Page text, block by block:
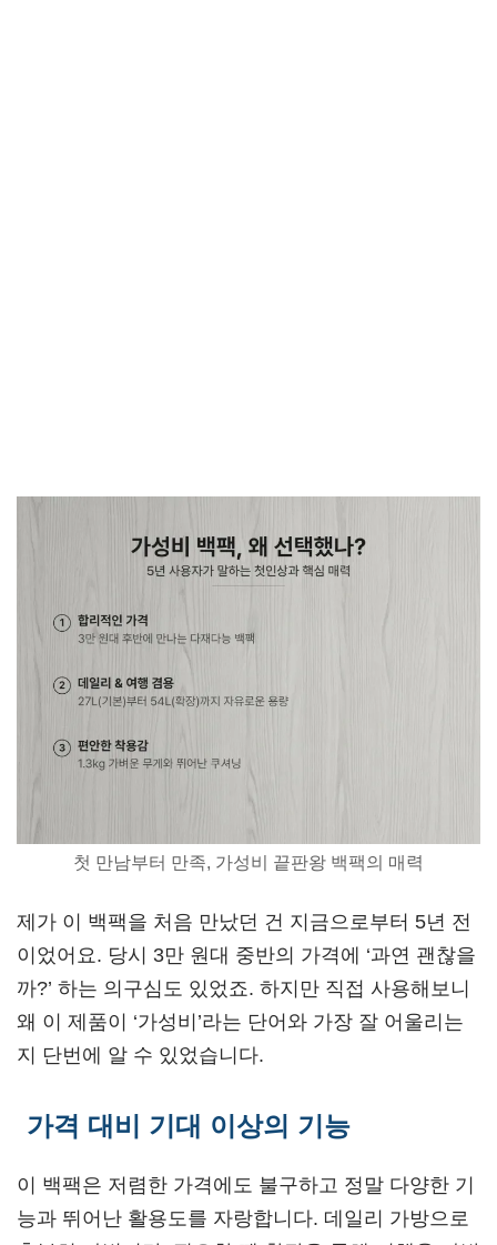
첫 만남부터 만족, 가성비 끝판왕 백팩의 매력
제가 이 백팩을 처음 만났던 건 지금으로부터 5년 전
이었어요. 당시 3만 원대 중반의 가격에 ‘과연 괜찮을
까?’ 하는 의구심도 있었죠. 하지만 직접 사용해보니
왜 이 제품이 ‘가성비’라는 단어와 가장 잘 어울리는
지 단번에 알 수 있었습니다.
가격 대비 기대 이상의 기능
이 백팩은 저렴한 가격에도 불구하고 정말 다양한 기
능과 뛰어난 활용도를 자랑합니다. 데일리 가방으로